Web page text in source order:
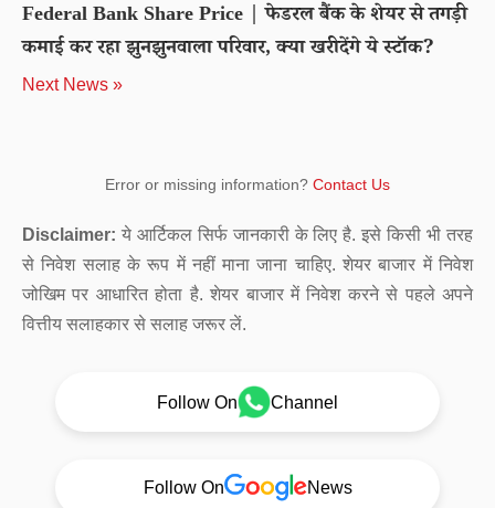
Federal Bank Share Price | फेडरल बैंक के शेयर से तगड़ी
कमाई कर रहा झुनझुनवाला परिवार, क्या खरीदेंगे ये स्टॉक?
Next News »
Error or missing information? Contact Us
Disclaimer: ये आर्टिकल सिर्फ जानकारी के लिए है. इसे किसी भी तरह
से निवेश सलाह के रूप में नहीं माना जाना चाहिए. शेयर बाजार में निवेश
जोखिम पर आधारित होता है. शेयर बाजार में निवेश करने से पहले अपने
वित्तीय सलाहकार से सलाह जरूर लें.
Follow On Channel
Follow On News